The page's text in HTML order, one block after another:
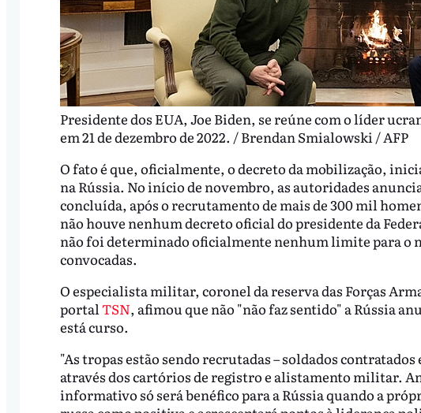
Presidente dos EUA, Joe Biden, se reúne com o líder
em 21 de dezembro de 2022. / Brendan Smialowski / AFP
O fato é que, oficialmente, o decreto da mobilização,
na Rússia. No início de novembro, as autoridades
concluída, após o recrutamento de mais de 300 mil
não houve nenhum decreto oficial do presidente da
não foi determinado oficialmente nenhum limite para o
convocadas.
O especialista militar, coronel da reserva das Forças
portal TSN, afimou que não "não faz sentido" a Rússia
está curso.
"As tropas estão sendo recrutadas – soldados
através dos cartórios de registro e alistamento militar.
informativo só será benéfico para a Rússia quando a